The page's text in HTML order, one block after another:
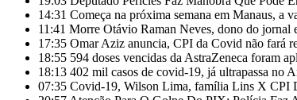
14:31 Começa na próxima semana em Manaus, a
11:41 Morre Otávio Raman Neves, dono do jornal
17:35 Omar Aziz anuncia, CPI da Covid não fará
18:55 594 doses vencidas da AstraZeneca foram
18:13 402 mil casos de covid-19, já ultrapassa no
07:35 Covid-19, Wilson Lima, família Lins X